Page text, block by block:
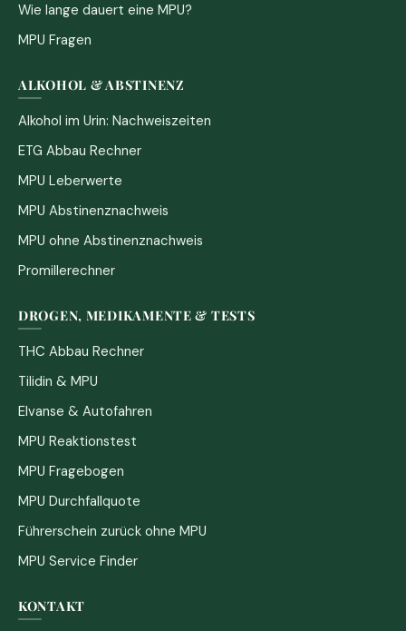
Wie lange dauert eine MPU?
MPU Fragen
ALKOHOL & ABSTINENZ
Alkohol im Urin: Nachweiszeiten
ETG Abbau Rechner
MPU Leberwerte
MPU Abstinenznachweis
MPU ohne Abstinenznachweis
Promillerechner
DROGEN, MEDIKAMENTE & TESTS
THC Abbau Rechner
Tilidin & MPU
Elvanse & Autofahren
MPU Reaktionstest
MPU Fragebogen
MPU Durchfallquote
Führerschein zurück ohne MPU
MPU Service Finder
KONTAKT